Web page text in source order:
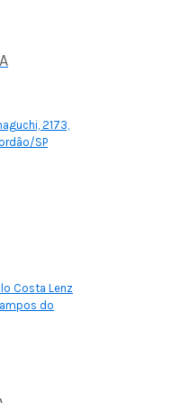
2173,
SP
Costa Lenz
do